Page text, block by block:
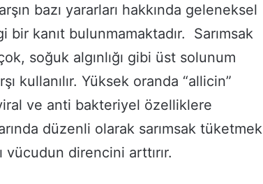
bazı yararları hakkında geleneksel
bir kanıt bulunmamaktadır. Sarımsak
soğuk algınlığı gibi üst solunum
kullanılır. Yüksek oranda “allicin”
ve anti bakteriyel özelliklere
düzenli olarak sarımsak tüketmek
vücudun direncini arttırır.